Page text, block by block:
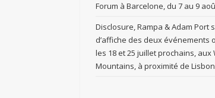
Forum à Barcelone, du 7 au 9
Disclosure, Rampa & Adam Port
d’affiche des deux événements
les 18 et 25 juillet prochains, aux
Mountains, à proximité de